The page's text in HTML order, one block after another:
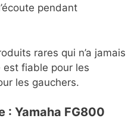
pendant
rares qui n’a jamais
fiable pour les
les gauchers.
: Yamaha FG800